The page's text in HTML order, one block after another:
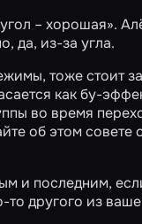
– хорошая».
да, из-за угла.
тоже стоит
как бу-
во время
об этом совете
и последним,
другого из